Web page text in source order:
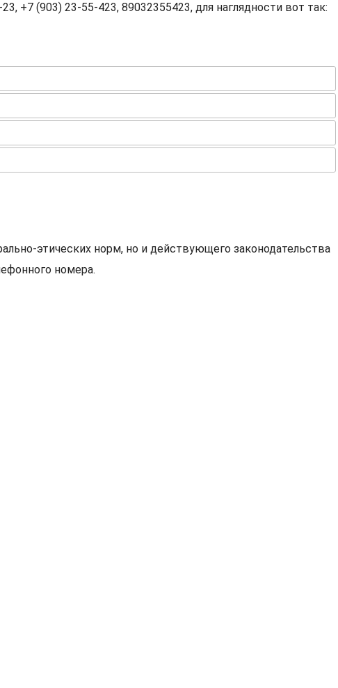
+7 (903) 23-55-423, 89032355423, для наглядности вот так:
этических норм, но и действующего законодательства
номера.